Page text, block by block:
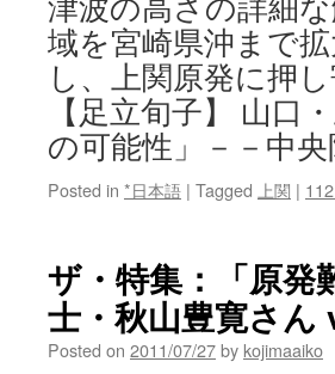
域を宮崎県沖まで
し、上関原発に押
【足立旬子】 山口
の可能性」－－中
Posted in *日本語 | Tagged 上関 |
ザ・特集：「原発
士・秋山豊寛さん
Posted on 2011/07/27by kojimaaiko